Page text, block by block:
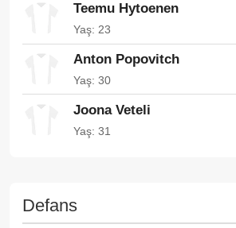
Teemu Hytoenen
Yaş: 23
Anton Popovitch
Yaş: 30
Joona Veteli
Yaş: 31
Defans